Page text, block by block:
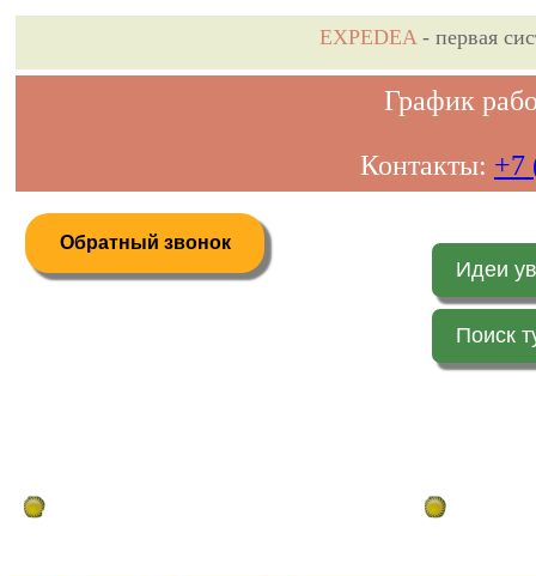
EXPEDEA- первая
График
Контакты: +7
Обратный звонок
Идеи
Поиск
Дистанционное бронирование туров